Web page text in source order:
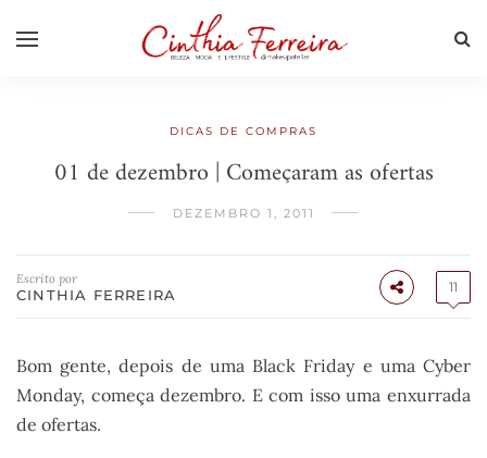
DICAS DE COMPRAS
01 de dezembro | Começaram as ofertas
DEZEMBRO 1, 2011
Escrito por
CINTHIA FERREIRA 11
Bom gente, depois de uma Black Friday e uma Cyber
Monday, começa dezembro. E com isso uma enxurrada
de ofertas.